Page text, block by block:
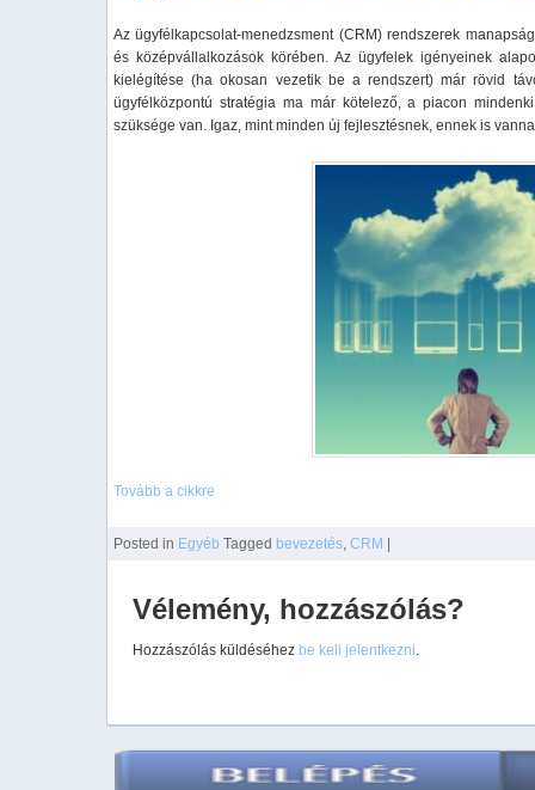
Az ügyfélkapcsolat-menedzsment (CRM) rendszerek
és középvállalkozások körében. Az ügyfelek igényeinek
kielégítése (ha okosan vezetik be a rendszert) már rövid
ügyfélközpontú stratégia ma már kötelező, a piacon
szüksége van. Igaz, mint minden új fejlesztésnek, ennek is
Tovább a cikkre
Posted in Egyéb Tagged bevezetés, CRM |
Vélemény, hozzászólás?
Hozzászólás küldéséhez be kell jelentkezni.